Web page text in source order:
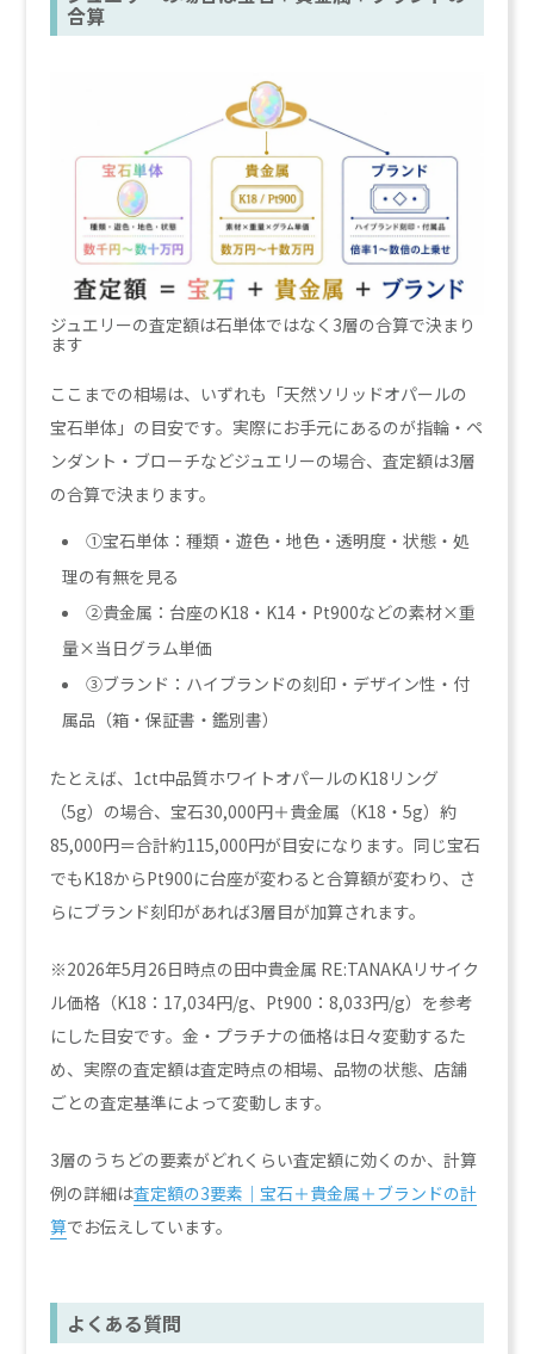
合算
ジュエリーの査定額は石単体ではなく3層の合算で決まり
ます
ここまでの相場は、いずれも「天然ソリッドオパールの
宝石単体」の目安です。実際にお手元にあるのが指輪・ペ
ンダント・ブローチなどジュエリーの場合、査定額は3層
の合算で決まります。
①宝石単体：種類・遊色・地色・透明度・状態・処
理の有無を見る
②貴金属：台座のK18・K14・Pt900などの素材×重
量×当日グラム単価
③ブランド：ハイブランドの刻印・デザイン性・付
属品（箱・保証書・鑑別書）
たとえば、1ct中品質ホワイトオパールのK18リング
（5g）の場合、宝石30,000円＋貴金属（K18・5g）約
85,000円＝合計約115,000円が目安になります。同じ宝石
でもK18からPt900に台座が変わると合算額が変わり、さ
らにブランド刻印があれば3層目が加算されます。
※2026年5月26日時点の田中貴金属 RE:TANAKAリサイク
ル価格（K18：17,034円/g、Pt900：8,033円/g）を参考
にした目安です。金・プラチナの価格は日々変動するた
め、実際の査定額は査定時点の相場、品物の状態、店舗
ごとの査定基準によって変動します。
3層のうちどの要素がどれくらい査定額に効くのか、計算
例の詳細は査定額の3要素｜宝石＋貴金属＋ブランドの計
算でお伝えしています。
よくある質問